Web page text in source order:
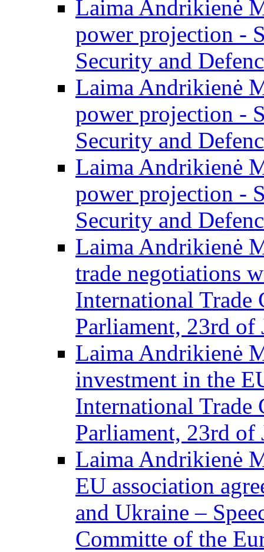
Laima Andrikienė
power projection -
Security and
Laima Andrikienė
power projection -
Security and
Laima Andrikienė
power projection -
Security and
Laima Andrikienė
trade negotiations
International Trade
Parliament, 23rd of
Laima Andrikienė
investment in the
International Trade
Parliament, 23rd of
Laima Andrikienė
EU association
and Ukraine –
Committe of the